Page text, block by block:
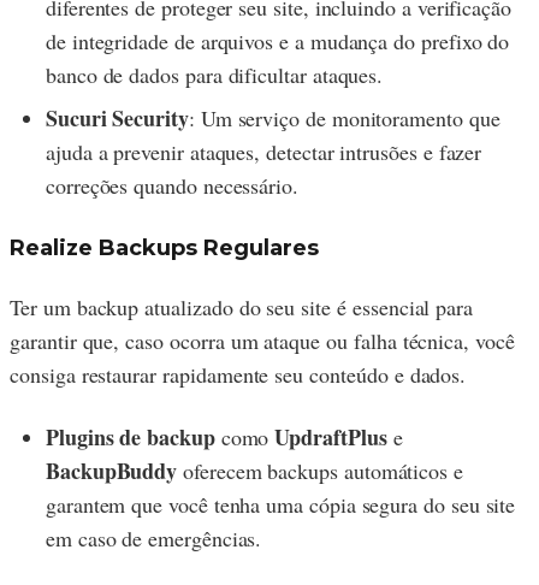
diferentes de proteger seu site, incluindo a verificação
de integridade de arquivos e a mudança do prefixo do
banco de dados para dificultar ataques.
Sucuri Security: Um serviço de monitoramento que
ajuda a prevenir ataques, detectar intrusões e fazer
correções quando necessário.
Realize Backups Regulares
Ter um backup atualizado do seu site é essencial para
garantir que, caso ocorra um ataque ou falha técnica, você
consiga restaurar rapidamente seu conteúdo e dados.
Plugins de backupcomoUpdraftPluse
BackupBuddy oferecem backups automáticos e
garantem que você tenha uma cópia segura do seu site
em caso de emergências.